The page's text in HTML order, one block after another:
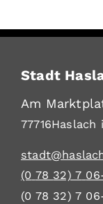
Stadt
Am
77716Haslach
(0 78 32) 7
(0 78 32) 7